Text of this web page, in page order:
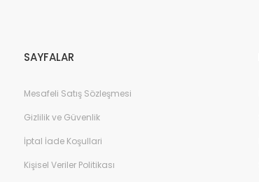
SAYFALAR
Mesafeli Satış Sözleşmesi
Gizlilik ve Güvenlik
İptal İade Koşullari
Kişisel Veriler Politikası